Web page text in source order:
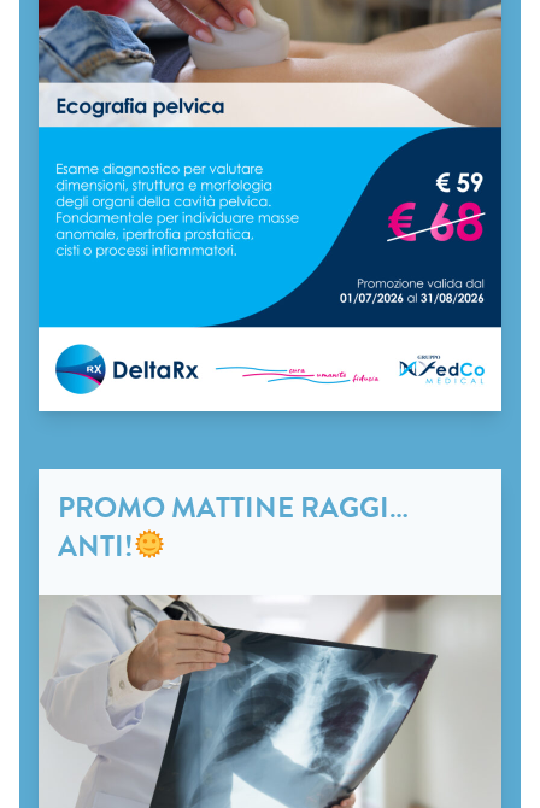
PROMO MATTINE RAGGI…
ANTI!